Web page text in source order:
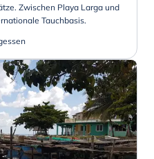
Zwischen Playa Larga und
Tauchbasis.